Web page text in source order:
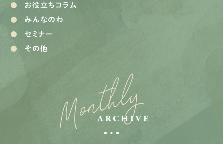
お役立ちコラム
みんなのわ
セミナー
その他
Monthly
ARCHIVE